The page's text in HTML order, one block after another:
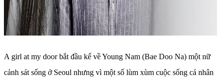
A girl at my door bắt đầu kể về Young Nam (Bae Doo Na) một nữ
cảnh sát sống ở Seoul nhưng vì một số lùm xùm cuộc sống cá nhân